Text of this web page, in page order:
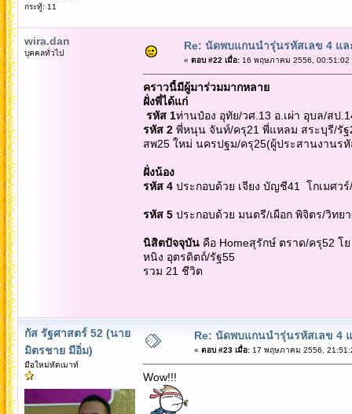
กระทู้: 11
wira.dan
บุคคลทั่วไป
Re: นัดพบแกนนำรุ่นรหัสเลข 4 แล
« ตอบ #22 เมื่อ:16 พฤษภาคม 2556, 00:51:02
คราวนี้มีผู้มาร่วมมากหลาย
ฝั่งพี่ได้แก่
รหัส 1ท่านป๋อง อุทัย/วศ.13 อ.เผ่า อุบล/สป
รหัส 2พี่หนุน จันท์/ครุ21 พี่แหลม สระบุรี/รั
สพ25 ใหม่ นครปฐม/ครุ25(ผู้ประสานงานร
ฝั่งน้อง
รหัส 4ประกอบด้วย เจียง บัญชี41 โกเมศวร์
รหัส 5ประกอบด้วย มนตรี/เผือก พิจิตร/วิทย
นิสิตปัจจุบันคือ Homeสุรักษ์ ตราด/ครุ52 โ
หนิง อุตรดิตถ์/รัฐ55
รวม 21 ชีวิต
กัส รัฐศาสตร์ 52 (นาย
มิตรชาย มีอิ่ม)
มือใหม่หัดเมาท์
Re: นัดพบแกนนำรุ่นรหัสเลข 4
« ตอบ #23 เมื่อ:17 พฤษภาคม 2556,
Wow!!!